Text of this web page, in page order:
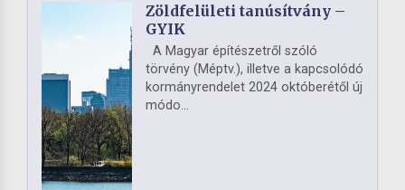
Zöldfelületi tanúsítvány –
GYIK
A Magyar építészetről szóló
törvény (Méptv.), illetve a kapcsolódó
kormányrendelet 2024 októberétől új
módo...